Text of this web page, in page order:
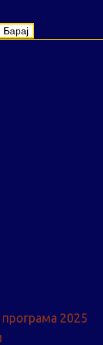
Барај
2025